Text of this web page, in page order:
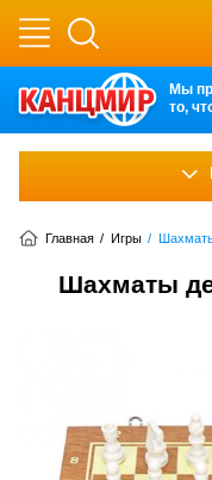
Мы
то,
Главная / Игры /
Шахматы